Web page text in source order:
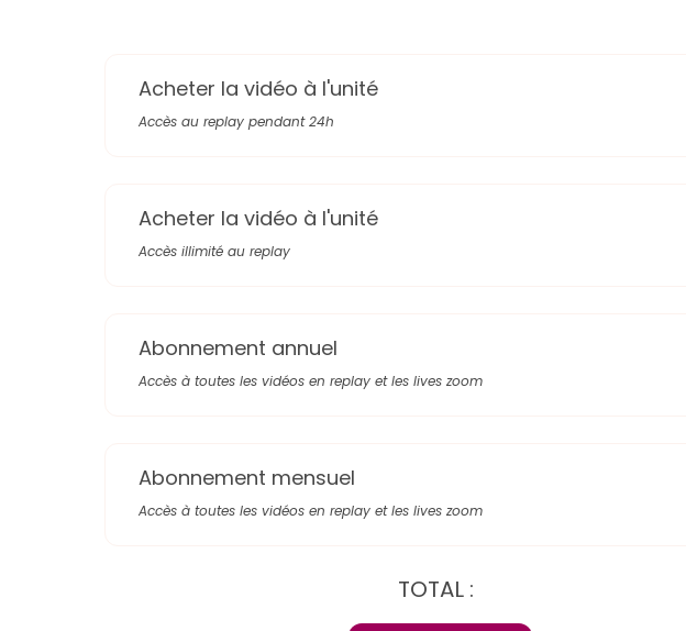
Acheter la vidéo à l'unité
Accès au replay pendant 24h
Acheter la vidéo à l'unité
Accès illimité au replay
Abonnement annuel
Accès à toutes les vidéos en replay et les lives zoom
Abonnement mensuel
Accès à toutes les vidéos en replay et les lives zoom
TOTAL :